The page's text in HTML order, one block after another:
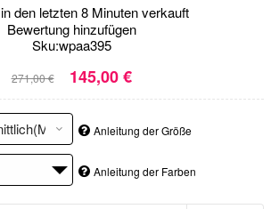
in den letzten 8 Minuten verkauft
Bewertung hinzufügen
Sku:wpaa395
271,00 € 145,00 €
Anleitung der Größe
Anleitung der Farben